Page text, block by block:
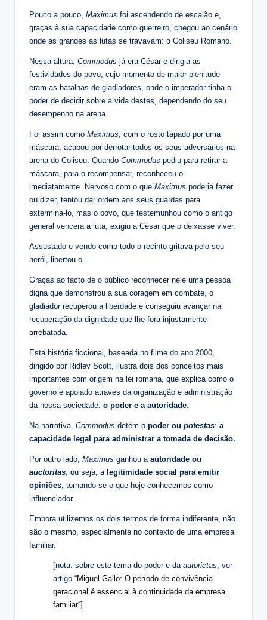
Pouco a pouco, Maximus foi ascendendo de escalão e,
graças à sua capacidade como guerreiro, chegou ao cenário
onde as grandes as lutas se travavam: o Coliseu Romano.
Nessa altura, Commodus já era César e dirigia as
festividades do povo, cujo momento de maior plenitude
eram as batalhas de gladiadores, onde o imperador tinha o
poder de decidir sobre a vida destes, dependendo do seu
desempenho na arena.
Foi assim como Maximus, com o rosto tapado por uma
máscara, acabou por derrotar todos os seus adversários na
arena do Coliseu. Quando Commodus pediu para retirar a
máscara, para o recompensar, reconheceu-o
imediatamente. Nervoso com o que Maximus poderia fazer
ou dizer, tentou dar ordem aos seus guardas para
exterminá-lo, mas o povo, que testemunhou como o antigo
general vencera a luta, exigiu a César que o deixasse viver.
Assustado e vendo como todo o recinto gritava pelo seu
herói, libertou-o.
Graças ao facto de o público reconhecer nele uma pessoa
digna que demonstrou a sua coragem em combate, o
gladiador recuperou a liberdade e conseguiu avançar na
recuperação da dignidade que lhe fora injustamente
arrebatada.
Esta história ficcional, baseada no filme do ano 2000,
dirigido por Ridley Scott, ilustra dois dos conceitos mais
importantes com origem na lei romana, que explica como o
governo é apoiado através da organização e administração
da nossa sociedade: o poder e a autoridade.
Na narrativa, Commodus detém o poder ou potestas: a
capacidade legal para administrar a tomada de decisão.
Por outro lado, Maximus ganhou a autoridade ou
auctoritas; ou seja, a legitimidade social para emitir
opiniões, tornando-se o que hoje conhecemos como
influenciador.
Embora utilizemos os dois termos de forma indiferente, não
são o mesmo, especialmente no contexto de uma empresa
familiar.
[nota: sobre este tema do poder e da autorictas, ver
artigo “Miguel Gallo: O período de convivência
geracional é essencial à continuidade da empresa
familiar“]